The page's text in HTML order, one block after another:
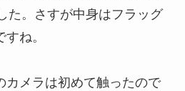
た。さすが中身はフラッグ
ね。
カメラは初めて触ったので